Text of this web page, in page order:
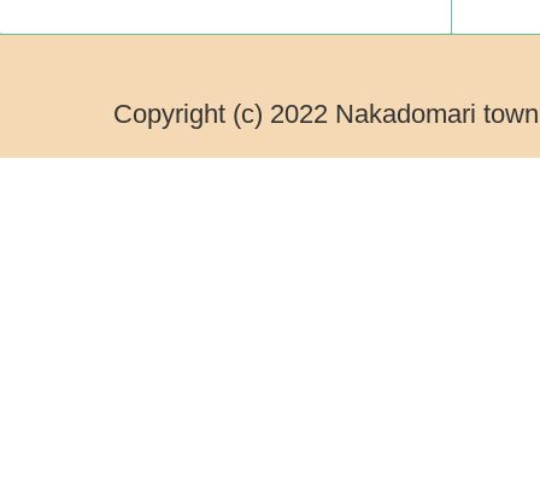
Copyright (c) 2022 Nakadomari